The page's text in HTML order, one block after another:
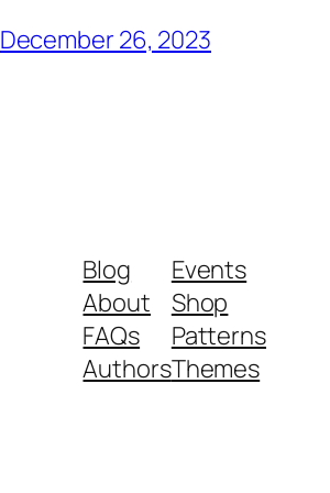
December 26, 2023
Blog
About
FAQs
Authors
Events
Shop
Patterns
Themes